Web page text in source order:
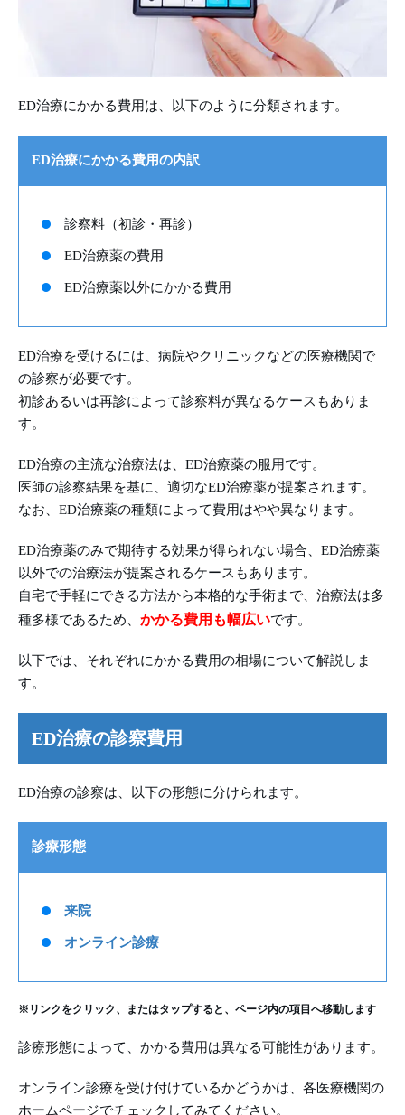
ED治療にかかる費用は、以下のように分類されます。
ED治療にかかる費用の内訳
診察料（初診・再診）
ED治療薬の費用
ED治療薬以外にかかる費用
ED治療を受けるには、病院やクリニックなどの医療機関で
の診察が必要です。
初診あるいは再診によって診察料が異なるケースもありま
す。
ED治療の主流な治療法は、ED治療薬の服用です。
医師の診察結果を基に、適切なED治療薬が提案されます。
なお、ED治療薬の種類によって費用はやや異なります。
ED治療薬のみで期待する効果が得られない場合、ED治療薬
以外での治療法が提案されるケースもあります。
自宅で手軽にできる方法から本格的な手術まで、治療法は多
種多様であるため、 かかる費用も幅広いです。
以下では、それぞれにかかる費用の相場について解説しま
す。
ED治療の診察費用
ED治療の診察は、以下の形態に分けられます。
診療形態
来院
オンライン診療
※リンクをクリック、またはタップすると、ページ内の項目へ移動します
診療形態によって、かかる費用は異なる可能性があります。
オンライン診療を受け付けているかどうかは、各医療機関の
ホームページでチェックしてみてください。